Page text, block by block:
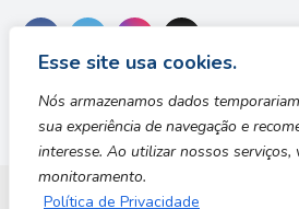
Esse site usa cookies.
Nós armazenamos dados
sua experiência de navegação e
interesse. Ao utilizar nossos serviços,
monitoramento.
Política de Privacidade